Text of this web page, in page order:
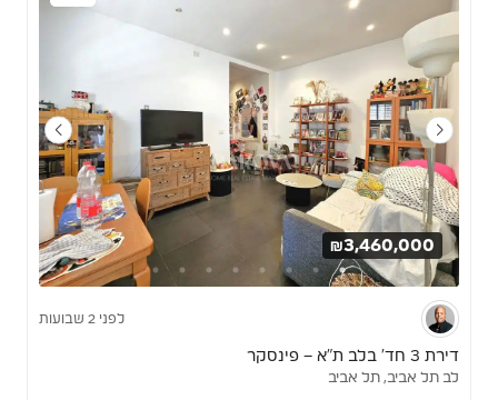
₪3,460,000
לפני 2 שבועות
דירת 3 חד’ בלב ת”א – פינסקר
לב תל אביב, תל אביב